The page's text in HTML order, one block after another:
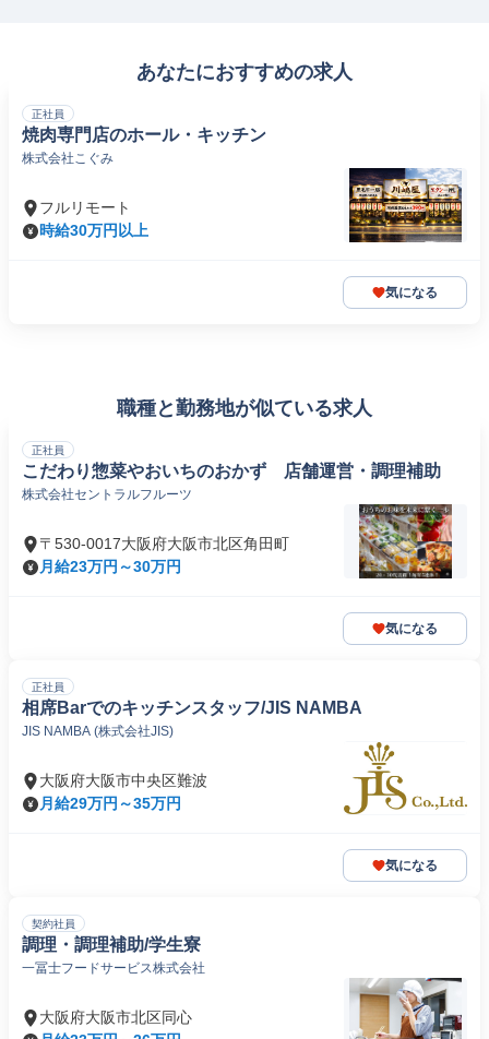
あなたにおすすめの求人
正社員
焼肉専門店のホール・キッチン
株式会社こぐみ
フルリモート
時給30万円以上
気になる
職種と勤務地が似ている求人
正社員
こだわり惣菜やおいちのおかず 店舗運営・調理補助
株式会社セントラルフルーツ
〒530-0017大阪府大阪市北区角田町
月給23万円～30万円
気になる
正社員
相席Barでのキッチンスタッフ/JIS NAMBA
JIS NAMBA (株式会社JIS)
大阪府大阪市中央区難波
月給29万円～35万円
気になる
契約社員
調理・調理補助/学生寮
一冨士フードサービス株式会社
大阪府大阪市北区同心